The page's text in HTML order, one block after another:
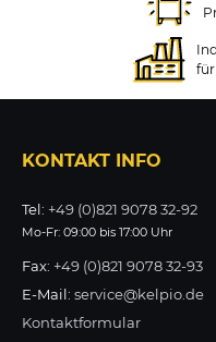
ab 248,21 €
ZUM PRODUKT
KONTAKT INFO
Tel: +49 (0)821 9078 32-92
Mo-Fr: 09:00 bis 17:00 Uhr
Fax: +49 (0)821 9078 32-93
E-Mail: service@kelpio.de
Kontaktformular